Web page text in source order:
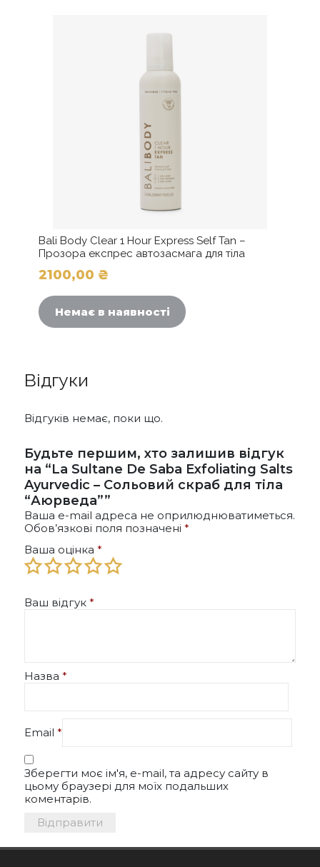
Bali Body Clear 1 Hour Express Self Tan –
Прозора експрес автозасмага для тіла
2100,00 ₴
Немає в наявності
Відгуки
Відгуків немає, поки що.
Будьте першим, хто залишив відгук
на “La Sultane De Saba Exfoliating Salts
Ayurvedic – Сольовий скраб для тіла
“Аюрведа””
Ваша e-mail адреса не оприлюднюватиметься.
Обов’язкові поля позначені *
Ваша оцінка *
Ваш відгук *
Назва *
Email *
Зберегти моє ім'я, e-mail, та адресу сайту в
цьому браузері для моїх подальших
коментарів.